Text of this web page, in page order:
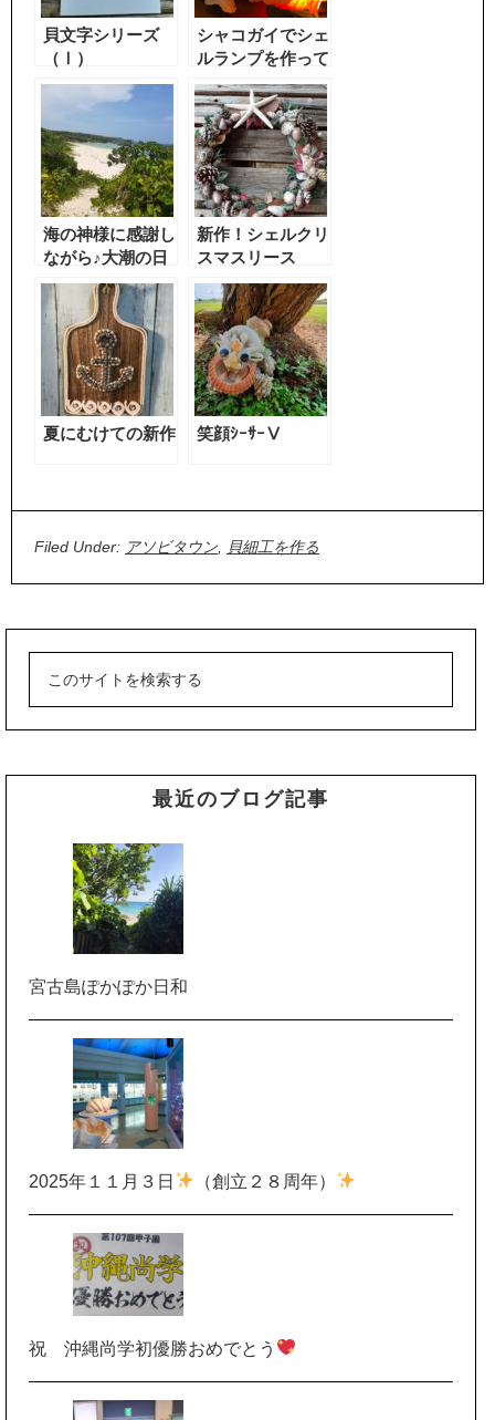
貝文字シリーズ
（Ⅰ）
シャコガイでシェ
ルランプを作って
みた結果→ロマン
チック過ぎたｗ
海の神様に感謝し
ながら♪大潮の日
みつけました。
新作！シェルクリ
スマスリース
夏にむけての新作 笑顔ｼｰｻｰⅤ
Filed Under: アソビタウン 貝細工を作る
最近のブログ記事
宮古島ぽかぽか日和
2025年１１月３日 （創立２８周年）
祝 沖縄尚学初優勝おめでとう